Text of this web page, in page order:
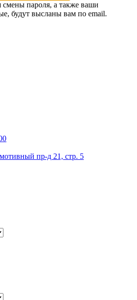
смены пароля, а также ваши
будут высланы вам по email.
пр-д 21, стр. 5